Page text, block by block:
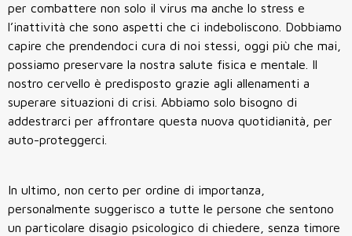
per combattere non solo il virus ma anche lo stress e
l’inattività che sono aspetti che ci indeboliscono. Dobbiamo
capire che prendendoci cura di noi stessi, oggi più che mai,
possiamo preservare la nostra salute fisica e mentale. Il
nostro cervello è predisposto grazie agli allenamenti a
superare situazioni di crisi. Abbiamo solo bisogno di
addestrarci per affrontare questa nuova quotidianità, per
auto-proteggerci.
In ultimo, non certo per ordine di importanza,
personalmente suggerisco a tutte le persone che sentono
un particolare disagio psicologico di chiedere, senza timore